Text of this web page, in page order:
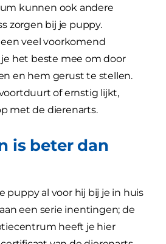
kunnen ook andere
zorgen bij je puppy.
veel voorkomend
het beste mee om door
en hem gerust te stellen.
of ernstig lijkt,
met de dierenarts.
is beter dan
puppy al voor hij bij je in huis
een serie inentingen; de
heeft je hier